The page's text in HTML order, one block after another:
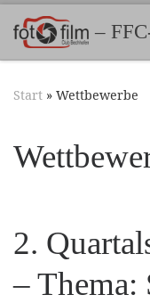
Zum Inhalt–
Start » Wettbewerbe
2.
– Thema: